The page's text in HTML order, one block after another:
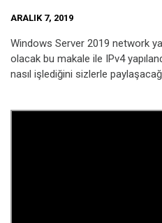
ARALIK 7, 2019
Windows Server 2019 network
olacak bu makale ile IPv4
nasıl işlediğini sizlerle